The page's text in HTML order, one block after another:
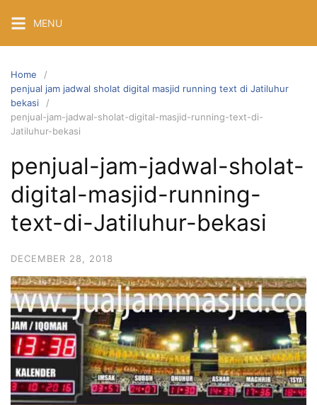
content
MENU
Home
penjual jam jadwal sholat digital masjid running text di Jatiluhur
bekasi
penjual-jam-jadwal-sholat-digital-masjid-running-text-di-
Jatiluhur-bekasi
penjual-jam-jadwal-sholat-
digital-masjid-running-
text-di-Jatiluhur-bekasi
DECEMBER 28, 2018